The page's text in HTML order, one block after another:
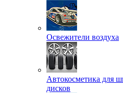
Освежители воздуха
Автокосметика для
дисков